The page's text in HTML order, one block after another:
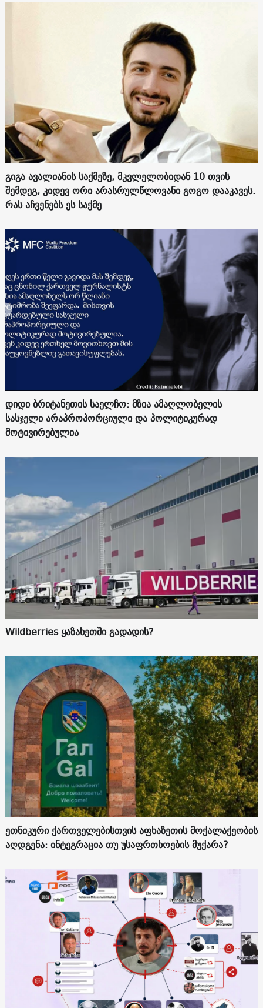
გიგა ავალიანის საქმეზე, მკვლელობიდან 10 თვის
შემდეგ, კიდევ ორი არასრულწლოვანი გოგო დააკავეს.
რას აჩვენებს ეს საქმე
დიდი ბრიტანეთის საელჩო: მზია ამაღლობელის
სასჯელი არაპროპორციული და პოლიტიკურად
მოტივირებულია
Wildberries ყაზახეთში გადადის?
ეთნიკური ქართველებისთვის აფხაზეთის მოქალაქეობის
აღდგენა: ინტეგრაცია თუ უსაფრთხოების მუქარა?